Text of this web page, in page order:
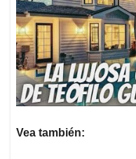
Vea también: